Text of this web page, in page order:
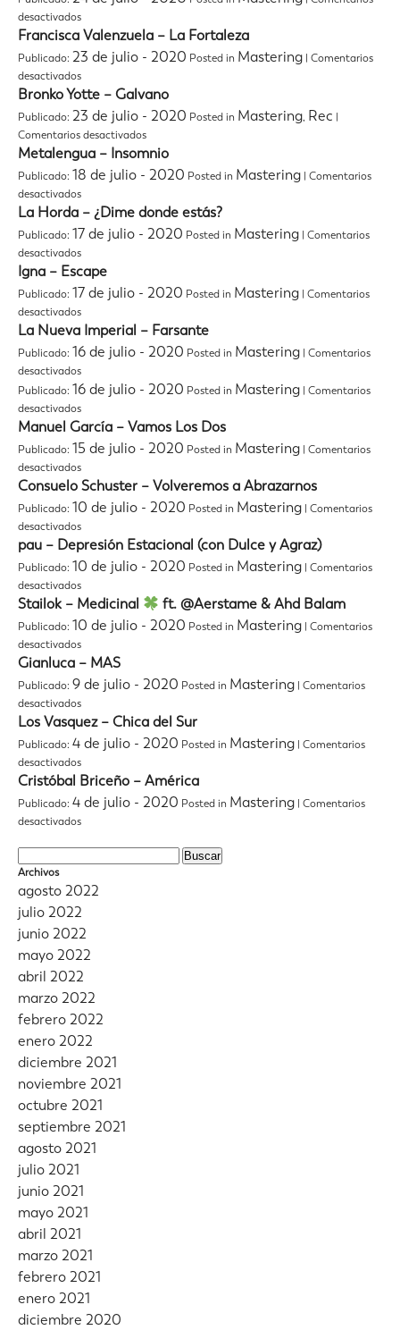
Facetime
desactivadosen
RAKATIKITAKI
–
DAIMON
TFERENT
Francisca Valenzuela – La Fortaleza
Publicado: 23 de julio - 2020 Posted in Mastering | Comentarios
desactivadosen
Francisca
Valenzuela
–
La
Fortaleza
Bronko Yotte – Galvano
Publicado: 23 de julio - 2020 Posted in Mastering, Rec |
Comentarios desactivadosen
Bronko
Yotte
–
Metalengua – Insomnio
Publicado: 18 de julio - 2020 Posted in Mastering | Comentarios
desactivadosen
Metalengua
–
Insomnio
La Horda – ¿Dime donde estás?
Publicado: 17 de julio - 2020 Posted in Mastering | Comentarios
desactivadosen
La
Horda
–
¿Dime
donde
estás?
Igna – Escape
Publicado: 17 de julio - 2020 Posted in Mastering | Comentarios
desactivadosen
Igna
–
Escape
La Nueva Imperial – Farsante
Publicado: 16 de julio - 2020 Posted in Mastering | Comentarios
desactivadosen
La
Imperial
–
Farsante
Publicado: 16 de julio - 2020 Posted in Mastering | Comentarios
desactivadosen
Manuel García – Vamos Los Dos
Publicado: 15 de julio - 2020 Posted in Mastering | Comentarios
desactivadosen
Manuel
García
–
Vamos
Los
Dos
Consuelo Schuster – Volveremos a Abrazarnos
Publicado: 10 de julio - 2020 Posted in Mastering | Comentarios
desactivadosen
Consuelo
Schuster
–
Volveremos
a
Abrazarnos
pau – Depresión Estacional (con Dulce y Agraz)
Publicado: 10 de julio - 2020 Posted in Mastering | Comentarios
desactivadosen
pau
–
Depresión
Estacional
(con
Dulce
Stailok – Medicinal ft. @Aerstame & Ahd Balam
Publicado: 10 de julio - 2020 Posted in Mastering | Comentarios
desactivadosen
Stailok
Medicinal
ft.
@Aerstame
Ahd
Balam
Gianluca – MAS
Publicado: 9 de julio - 2020 Posted in Mastering | Comentarios
desactivadosen
Gianluca
MAS
Los Vasquez – Chica del Sur
Publicado: 4 de julio - 2020 Posted in Mastering | Comentarios
desactivadosen
Los
Vasquez
–
Chica
Cristóbal Briceño – América
Publicado: 4 de julio - 2020 Posted in Mastering | Comentarios
desactivadosen
Briceño
–
América
Archivos
agosto 2022
julio 2022
junio 2022
mayo 2022
abril 2022
marzo 2022
febrero 2022
enero 2022
diciembre 2021
noviembre 2021
octubre 2021
septiembre 2021
agosto 2021
julio 2021
junio 2021
mayo 2021
abril 2021
marzo 2021
febrero 2021
enero 2021
diciembre 2020